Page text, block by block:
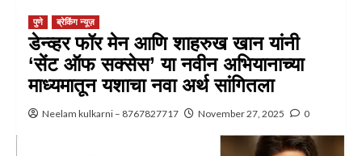
पुणे ब्रेकिंग न्यूज़
डेन्व्हर फॉर मेन आणि शाहरुख खान यांनी
‘सेंट ऑफ सक्सेस’ या नवीन अभियानाच्या
माध्यमातून यशाचा नवा अर्थ सांगितला
Neelam kulkarni – 8767827717 November 27, 2025 0